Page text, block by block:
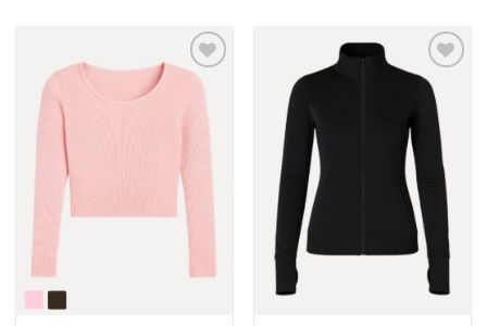
Toevoegen
Toevoegen
aan
verlanglijst